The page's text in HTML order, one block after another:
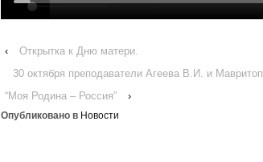
‹
Открытка к Дню матери.
30 октября преподаватели Агеева В.И. и
“Моя Родина – Россия”
›
Опубликовано в Новости